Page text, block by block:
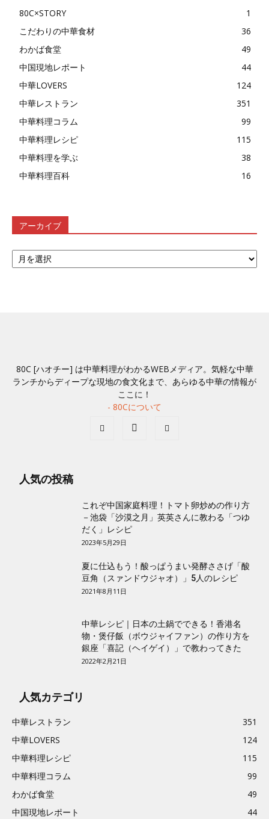
80C×STORY
1
こだわりの中華食材
36
わかば食堂
49
中国現地レポート
44
中華LOVERS
124
中華レストラン
351
中華料理コラム
99
中華料理レシピ
115
中華料理を学ぶ
38
中華料理百科
16
アーカイブ
ア
ー
80C [ハオチー] は中華料理がわかるWEBメディア。気軽な中華
ランチからディープな現地の食文化まで、あらゆる中華の情報が
ここに！
- 80Cについて
人気の投稿
これぞ中国家庭料理！トマト卵炒めの作り方
－池袋「沙漠之月」英英さんに教わる「つゆ
だく」レシピ
2023年5月29日
夏に仕込もう！酸っぱうまい発酵ささげ「酸
豆角（スァンドウジャオ）」5人のレシピ
2021年8月11日
中華レシピ｜日本の土鍋でできる！香港名
物・煲仔飯（ボウジャイファン）の作り方を
銀座「喜記（ヘイゲイ）」で教わってきた
2022年2月21日
人気カテゴリ
中華レストラン
351
中華LOVERS
124
中華料理レシピ
115
中華料理コラム
99
わかば食堂
49
中国現地レポート
44